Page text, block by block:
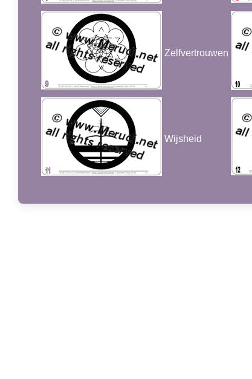
Zelfvertrouwen
Wijsheid